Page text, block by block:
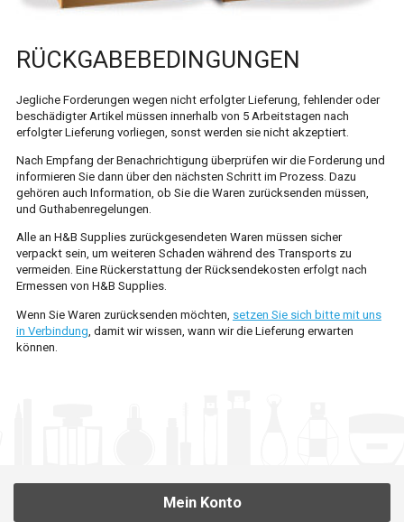
EXPORTS
SCHNELLE BELIEFERUNG
KONTAKT
HILFE
FAQ
ONLINE-BESTELLUNG
MEIN KONTO
RÜCKGABEBEDINGUNGEN
Jegliche Forderungen wegen nicht erfolgter Lieferung, fehlender oder
beschädigter Artikel müssen innerhalb von 5 Arbeitstagen nach
erfolgter Lieferung vorliegen, sonst werden sie nicht akzeptiert.
Nach Empfang der Benachrichtigung überprüfen wir die Forderung und
informieren Sie dann über den nächsten Schritt im Prozess. Dazu
gehören auch Information, ob Sie die Waren zurücksenden müssen,
und Guthabenregelungen.
Alle an H&B Supplies zurückgesendeten Waren müssen sicher
verpackt sein, um weiteren Schaden während des Transports zu
vermeiden. Eine Rückerstattung der Rücksendekosten erfolgt nach
Ermessen von H&B Supplies.
Wenn Sie Waren zurücksenden möchten, setzen Sie sich bitte mit uns
in Verbindung , damit wir wissen, wann wir die Lieferung erwarten
können.
Mein Konto